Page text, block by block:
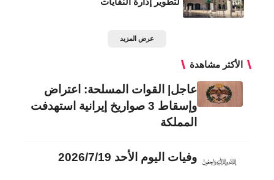
عرض المزيد
الأكثر مشاهدة
عاجل| القوات المسلحة: اعتراض
وإسقاط 3 صواريخ إيرانية استهدفت
المملكة
وفيات اليوم الأحد 2026/7/19